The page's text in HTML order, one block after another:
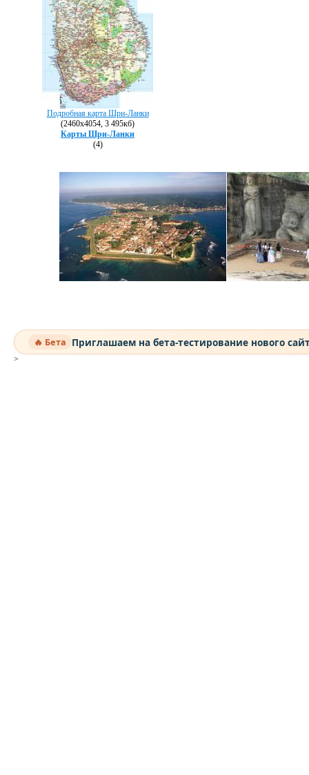
Подробная карта Шри-Ланки
(2460х4054, 3 495кб)
Карты Шри-Ланки
(4)
🔥 Бета Приглашаем на бета-тестирование нового
>